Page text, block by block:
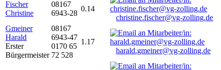
Fischer
Christine
08167
6943-28
0.14
christine.fischer@vg-zolling.de
Gmeiner
Harald
Erster
Bürgermeister
08167
6943-47
0170 65
72 528
1.17
harald.gmeiner@vg-zolling.de